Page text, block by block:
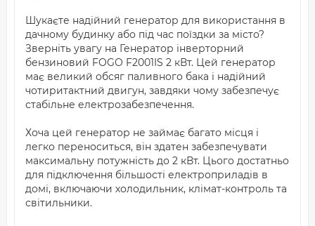
Шукаєте надійний генератор для використання в
дачному будинку або під час поїздки за місто?
Зверніть увагу на Генератор інверторний
бензиновий FOGO F2001IS 2 кВт. Цей генератор
має великий обсяг паливного бака і надійний
чотиритактний двигун, завдяки чому забезпечує
стабільне електрозабезпечення.
Хоча цей генератор не займає багато місця і
легко переноситься, він здатен забезпечувати
максимальну потужність до 2 кВт. Цього достатньо
для підключення більшості електроприладів в
домі, включаючи холодильник, клімат-контроль та
світильники.